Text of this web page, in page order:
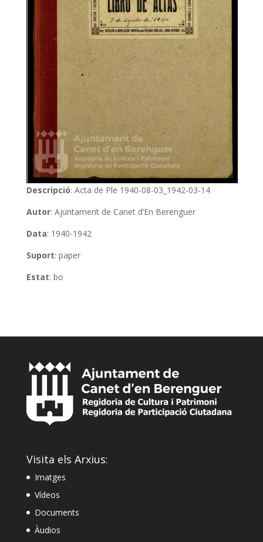
Descripció: Acta de Ple 1940-08-03_1942-03-14
Autor: Ajuntament de Canet d’En Berenguer
Data: 1940-1942
Suport: paper
Estat: bo
Visita els Arxius:
Imatges
Vídeos
Documents
Àudios